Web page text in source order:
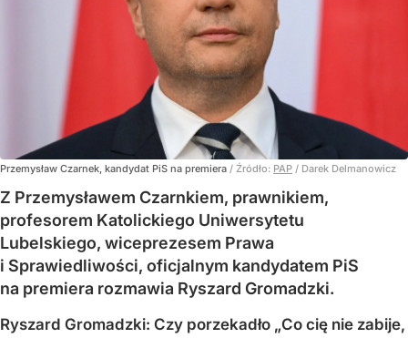
Przemysław Czarnek, kandydat PiS na premiera / Źródło: PAP / Darek Delmanowicz
Z Przemysławem Czarnkiem, prawnikiem,
profesorem Katolickiego Uniwersytetu
Lubelskiego, wiceprezesem Prawa
i Sprawiedliwości, oficjalnym kandydatem PiS
na premiera rozmawia Ryszard Gromadzki.
Ryszard Gromadzki: Czy porzekadło „Co cię nie zabije,